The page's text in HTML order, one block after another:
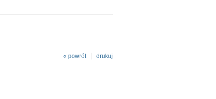
drukuj
« powrót